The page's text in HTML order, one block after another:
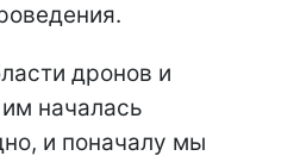
дронов и
началась
и поначалу мы